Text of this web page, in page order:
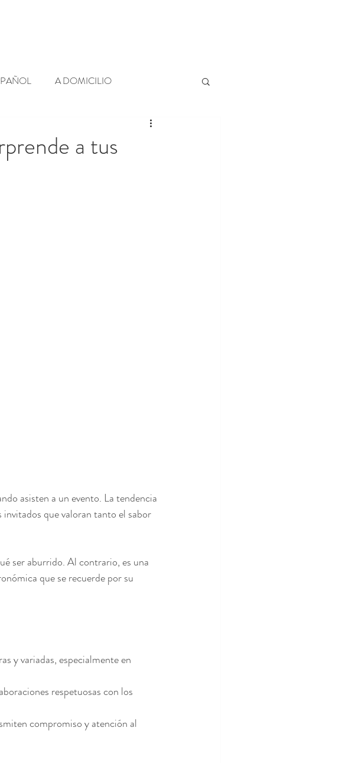
A DOMICILIO
a tus
asisten a un evento. La tendencia
invitados que valoran tanto el sabor
ser aburrido. Al contrario, es una
que se recuerde por su
y variadas, especialmente en
respetuosas con los
compromiso y atención al